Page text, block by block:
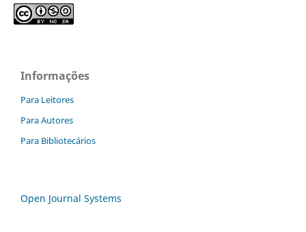
Informações
Para Leitores
Para Autores
Para Bibliotecários
Open Journal Systems